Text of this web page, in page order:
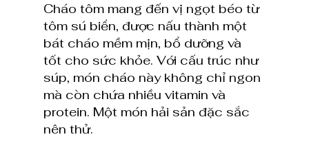
Cháo tôm mang đến vị ngọt béo từ
tôm sú biển, được nấu thành một
bát cháo mềm mịn, bổ dưỡng và
tốt cho sức khỏe. Với cấu trúc như
súp, món cháo này không chỉ ngon
mà còn chứa nhiều vitamin và
protein. Một món hải sản đặc sắc
nên thử.